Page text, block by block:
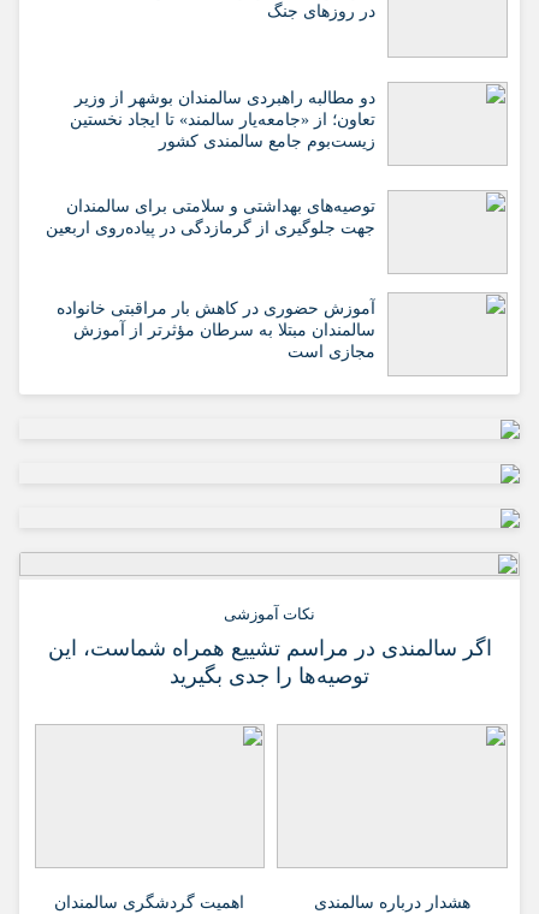
در روزهای جنگ
دو مطالبه راهبردی سالمندان بوشهر از وزیر
تعاون؛ از «جامعه‌یار سالمند» تا ایجاد نخستین
زیست‌بوم جامع سالمندی کشور
️توصیه‌های بهداشتی و سلامتی برای سالمندان
جهت جلوگیری از گرمازدگی در پیاده‌روی اربعین
آموزش حضوری در کاهش بار مراقبتی خانواده
سالمندان مبتلا به سرطان مؤثرتر از آموزش
مجازی است
نکات آموزشی
اگر سالمندی در مراسم تشییع همراه شماست، این
توصیه‌ها را جدی بگیرید
هشدار درباره سالمندی اهمیت گردشگری سالمندان